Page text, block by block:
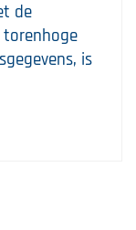
de
is